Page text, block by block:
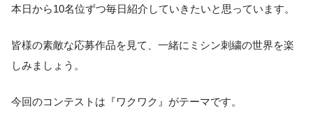
本日から10名位ずつ毎日紹介していきたいと思っています。
皆様の素敵な応募作品を見て、一緒にミシン刺繍の世界を楽
しみましょう。
今回のコンテストは『ワクワク』がテーマです。